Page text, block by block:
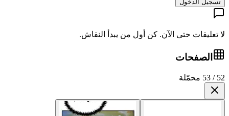
تسجيل الدخول
لا تعليقات حتى الآن. كن أول من يبدأ النقاش.
الصفحات
52 / 53 محمّلة